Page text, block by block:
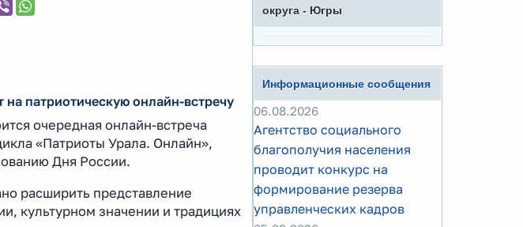
патриотическую онлайн-встречу
очередная онлайн-встреча
«Патриоты Урала. Онлайн»,
Дня России.
расширить представление
культурном значении и традициях
округа - Югры
Информационные сообщения
06.08.2026
Агентство социального
благополучия населения
проводит конкурс на
формирование резерва
управленческих кадров